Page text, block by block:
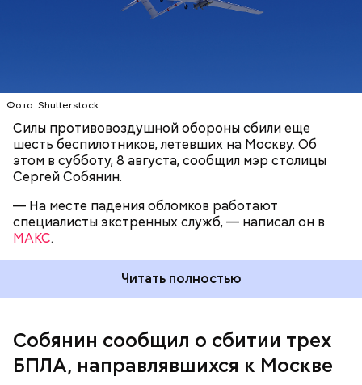
Фото: Shutterstock
Силы противовоздушной обороны сбили еще
шесть беспилотников, летевших на Москву. Об
этом в субботу, 8 августа, сообщил мэр столицы
Сергей Собянин.
— На месте падения обломков работают
специалисты экстренных служб, — написал он в
МАКС.
Читать полностью
Собянин сообщил о сбитии трех
БПЛА, направлявшихся к Москве
6 августа украинский дрон-камикадзеударил по
движущемуся гражданскому автомобилю
поселке Суземка Брянской области. Ранения
получили четыре девушки, их доставили в
больницу с травмами разной степени тяжести.